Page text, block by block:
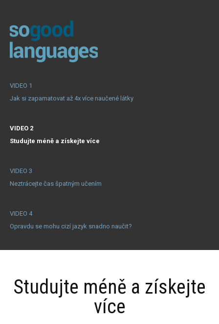
VIDEO 1
Jak si zapamatovat až 4x více naučené látky
VIDEO 2
Studujte méně a získejte více
VIDEO 3
Neztrácejte čas špatným učením
VIDEO 4
Opravdu se mohu cizí jazyk snadno naučit?
Studujte méně a získejte
více